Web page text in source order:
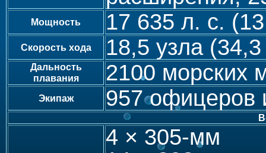
Мощность 17 635 л. с.
Скорость хода 18,5 узла
Дальность
плавания
2100 морских
Экипаж 957 офицеров
4 × 305-мм